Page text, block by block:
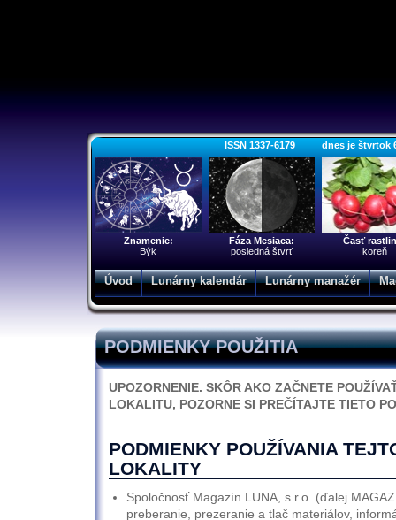
ISSN 1337-6179 dnes je štvrtok
Znamenie:
Býk
Fáza Mesiaca:
posledná štvrť
Časť
koreň
Úvod Lunárny kalendár Lunárny manažér
PODMIENKY POUŽITIA
UPOZORNENIE. SKÔR AKO ZAČNETE
LOKALITU, POZORNE SI PREČÍTAJTE TIETO
PODMIENKY POUŽÍVANIA
LOKALITY
Spoločnosť Magazín LUNA, s.r.o. (ďalej
preberanie, prezeranie a tlač materiálov,